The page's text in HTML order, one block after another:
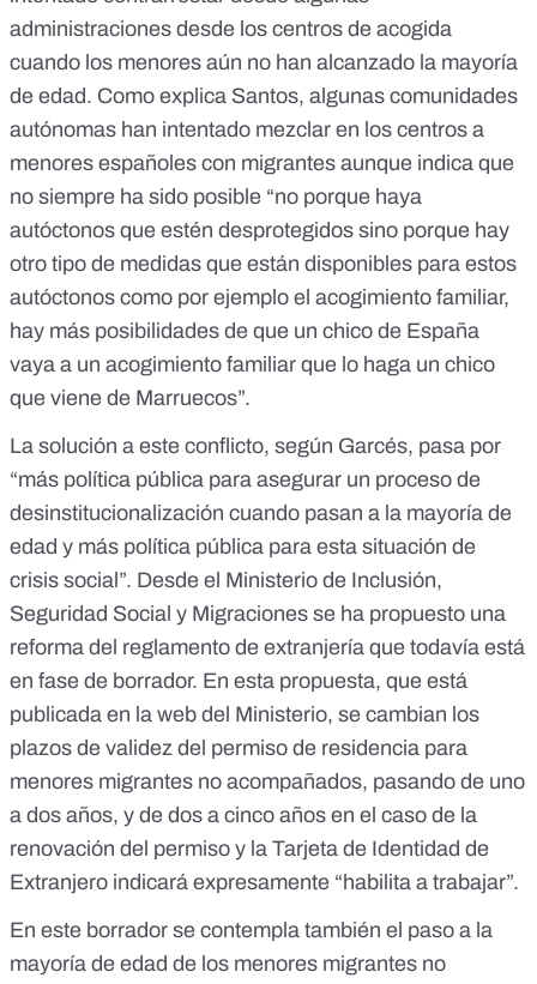
administraciones desde los centros de acogida
cuando los menores aún no han alcanzado la mayoría
de edad. Como explica Santos, algunas comunidades
autónomas han intentado mezclar en los centros a
menores españoles con migrantes aunque indica que
no siempre ha sido posible “no porque haya
autóctonos que estén desprotegidos sino porque hay
otro tipo de medidas que están disponibles para estos
autóctonos como por ejemplo el acogimiento familiar,
hay más posibilidades de que un chico de España
vaya a un acogimiento familiar que lo haga un chico
que viene de Marruecos”.
La solución a este conflicto, según Garcés, pasa por
“más política pública para asegurar un proceso de
desinstitucionalización cuando pasan a la mayoría de
edad y más política pública para esta situación de
crisis social”. Desde el Ministerio de Inclusión,
Seguridad Social y Migraciones se ha propuesto una
reforma del reglamento de extranjería que todavía está
en fase de borrador. En esta propuesta, que está
publicada en la web del Ministerio, se cambian los
plazos de validez del permiso de residencia para
menores migrantes no acompañados, pasando de uno
a dos años, y de dos a cinco años en el caso de la
renovación del permiso y la Tarjeta de Identidad de
Extranjero indicará expresamente “habilita a trabajar”.
En este borrador se contempla también el paso a la
mayoría de edad de los menores migrantes no